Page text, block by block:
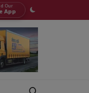
Our
App